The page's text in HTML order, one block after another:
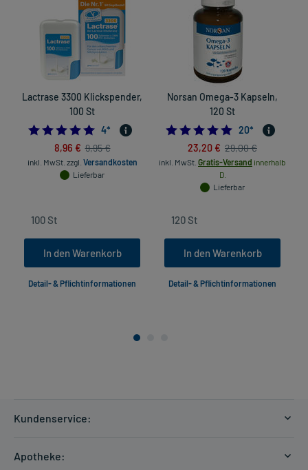
Lactrase 3300 Klickspender,
100 St
4.75
4*
8,96 € 9,95 €
inkl. MwSt. zzgl. Versandkosten
Lieferbar
In den Warenkorb
Detail- & Pflichtinformationen
Norsan Omega-3 Kapseln,
120 St
5.0
20*
23,20 € 29,00 €
inkl. MwSt. Gratis-Versand innerhalb
D.
Lieferbar
In den Warenkorb
Detail- & Pflichtinformationen
Kundenservice:
Apotheke: